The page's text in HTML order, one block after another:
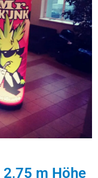
m Höhe